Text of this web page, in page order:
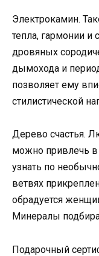
Электрокамин.
тепла, гармонии и
дровяных
дымохода и
позволяет ему
стилистической
Дерево счастья.
можно привлечь в
узнать по
ветвях
обрадуется
Минералы
Подарочный